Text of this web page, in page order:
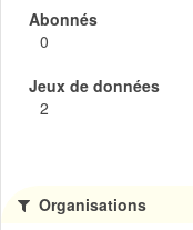
Abonnés
0
Jeux de données
2
Organisations